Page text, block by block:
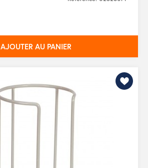
AJOUTER AU PANIER